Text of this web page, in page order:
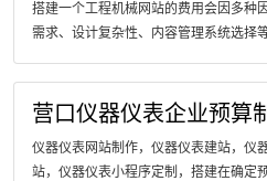
搭建一个工程机械网站的费用会因多种
需求、设计复杂性、内容管理系统选择
营口仪器仪表企业预算
仪器仪表网站制作，仪器仪表建站，仪
站，仪器仪表小程序定制，搭建在确定